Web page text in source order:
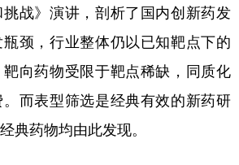
战》演讲，剖析了国内创新药发
颈，行业整体仍以已知靶点下的
向药物受限于靶点稀缺，同质化
而表型筛选是经典有效的新药研
典药物均由此发现。